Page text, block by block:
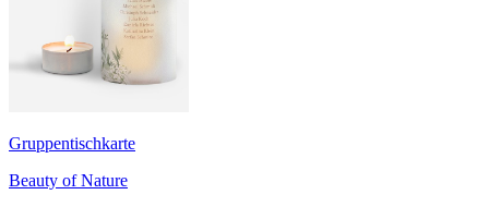
Gruppentischkarte
Beauty of Nature